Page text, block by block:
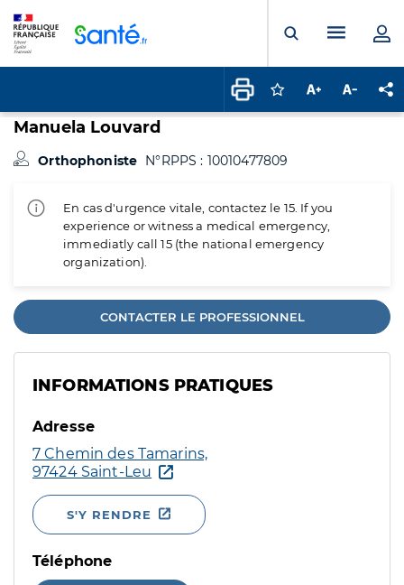
Ouvrir laMenu
Connectez-vous
Augmenter la
Manuela Louvard
Orthophoniste N°RPPS : 10010477809
En cas d'urgence vitale, contactez le 15. If you
experience or witness a medical emergency,
immediatly call 15 (the national emergency
organization).
CONTACTER LE PROFESSIONNEL
INFORMATIONS PRATIQUES
Adresse
7 Chemin des Tamarins,
97424 Saint-Leu
S'Y RENDRE
Téléphone